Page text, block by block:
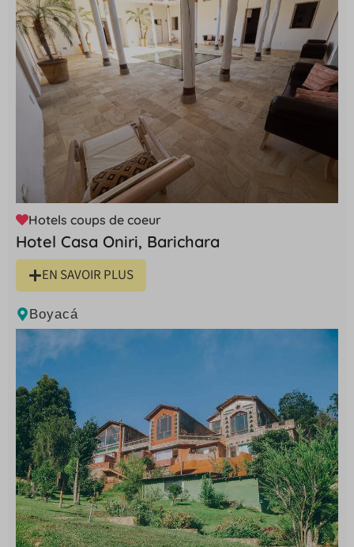
Hotels coups de coeur
Hotel Casa Oniri, Barichara
EN SAVOIR PLUS
Boyacá